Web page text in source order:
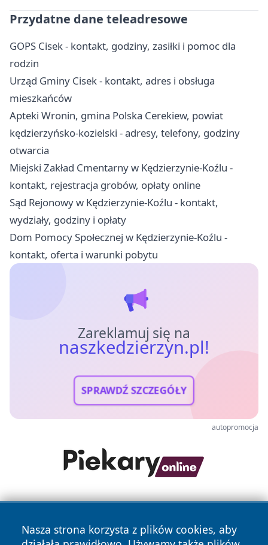
Przydatne dane teleadresowe
GOPS Cisek - kontakt, godziny, zasiłki i pomoc dla
rodzin
Urząd Gminy Cisek - kontakt, adres i obsługa
mieszkańców
Apteki Wronin, gmina Polska Cerekiew, powiat
kędzierzyńsko-kozielski - adresy, telefony, godziny
otwarcia
Miejski Zakład Cmentarny w Kędzierzynie-Koźlu -
kontakt, rejestracja grobów, opłaty online
Sąd Rejonowy w Kędzierzynie-Koźlu - kontakt,
wydziały, godziny i opłaty
Dom Pomocy Społecznej w Kędzierzynie-Koźlu -
kontakt, oferta i warunki pobytu
Zareklamuj się na
naszkedzierzyn.pl!
SPRAWDŹ SZCZEGÓŁY
autopromocja
Nasza strona korzysta z plików cookies, aby